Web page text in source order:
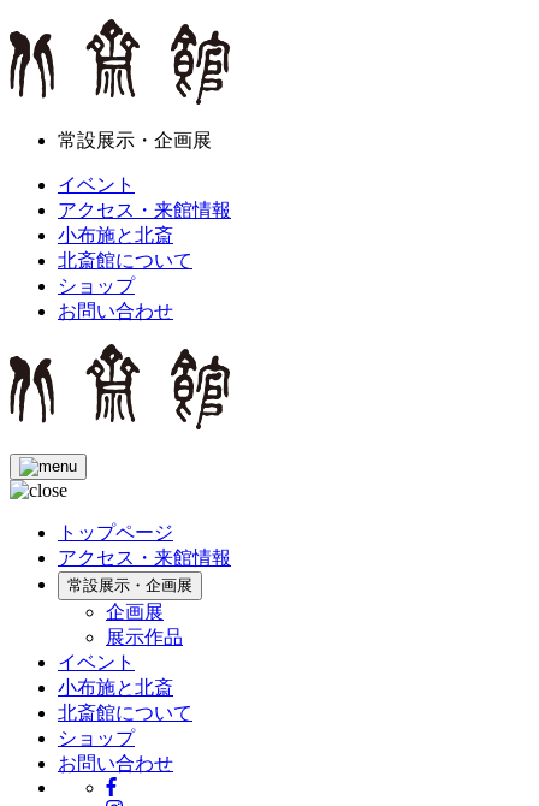
常設展示・企画展
イベント
アクセス・来館情報
小布施と北斎
北斎館について
ショップ
お問い合わせ
トップページ
アクセス・来館情報
常設展示・企画展
企画展
展示作品
イベント
小布施と北斎
北斎館について
ショップ
お問い合わせ